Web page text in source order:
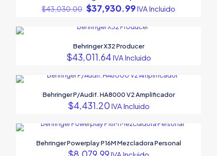
$43,030.00 Original
price
was:
$37,930.99Current
is:
IVA Incluido
Behringer X32 Producer
$43,011.64 IVA Incluido
Behringer P/Audif. HA8000 V2 Amplificador
$4,431.20 IVA Incluido
Behringer Powerplay P16M Mezcladora Personal